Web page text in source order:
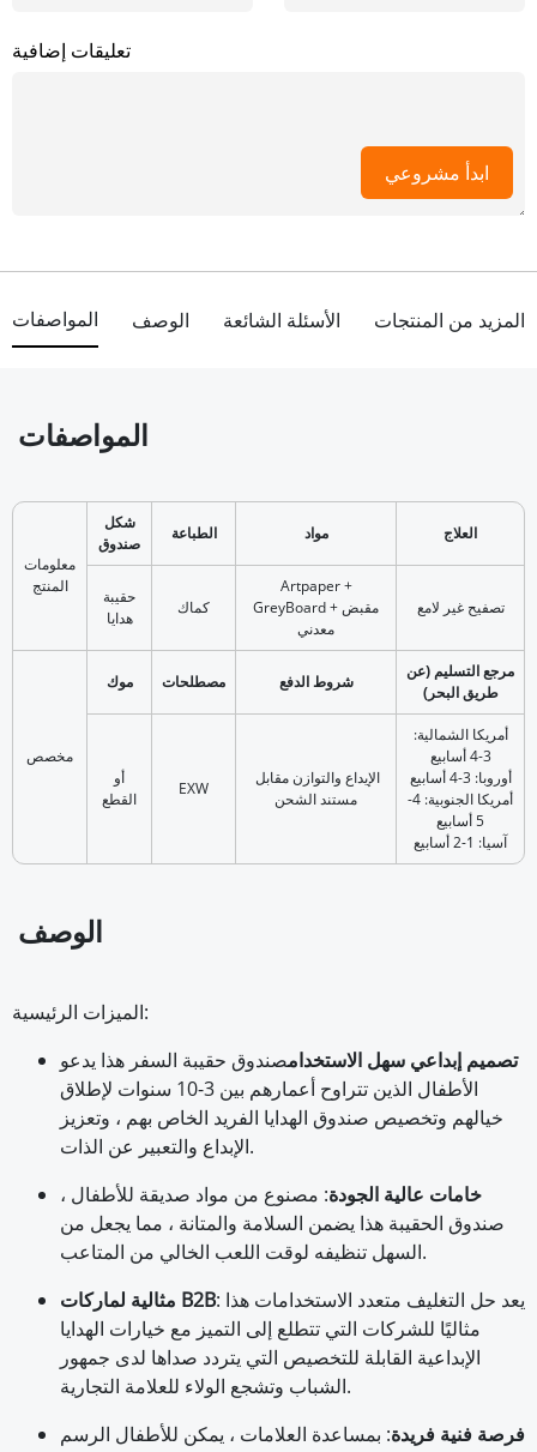
تعليقات إضافية
ابدأ مشروعي
المواصفات الوصف الأسئلة الشائعة المزيد من المنتجات
المواصفات
معلومات
المنتج
شكل
صندوق
الطباعة مواد العلاج
حقيبة
هدايا
كماك
Artpaper +
GreyBoard + مقبض
معدني
تصفيح غير لامع
مخصص
موك مصطلحات شروط الدفع
مرجع التسليم (عن
طريق البحر)
أو
القطع
EXW
مستند الشحن
أمريكا الشمالية:
3-4 أسابيع
أوروبا: 3-4 أسابيع
أمريكا الجنوبية: 4-
5 أسابيع
آسيا: 1-2 أسابيع
الوصف
الميزات الرئيسية:
تصميم إبداعي سهل الاستخدامصندوق حقيبة السفر هذا يدعو
الأطفال الذين تتراوح أعمارهم بين 3-10 سنوات لإطلاق
خيالهم وتخصيص صندوق الهدايا الفريد الخاص بهم ، وتعزيز
الإبداع والتعبير عن الذات.
خامات عالية الجودة: مصنوع من مواد صديقة للأطفال ،
صندوق الحقيبة هذا يضمن السلامة والمتانة ، مما يجعل من
السهل تنظيفه لوقت اللعب الخالي من المتاعب.
مثالية لماركات B2B: يعد حل التغليف متعدد الاستخدامات هذا
مثاليًا للشركات التي تتطلع إلى التميز مع خيارات الهدايا
الإبداعية القابلة للتخصيص التي يتردد صداها لدى جمهور
الشباب وتشجع الولاء للعلامة التجارية.
فرصة فنية فريدة: بمساعدة العلامات ، يمكن للأطفال الرسم